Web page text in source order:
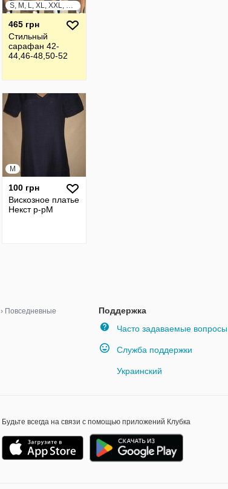
S, M, L, XL, XXL, XXXL
465 грн
Стильный
сарафан 42-
44,46-48,50-52
M
100 грн
Вискозное платье
Некст р-рМ
Поддержка
Часто задаваемые вопросы
Служба поддержки
Украинский
› Повседневные
Будьте всегда на связи с помощью приложений Клубка